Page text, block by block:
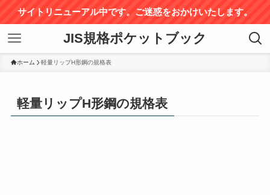
サイトリニューアル中です。ご迷惑をおかけいたします。
JIS規格ポケットブック
ホーム 軽量リップH形鋼の規格表
軽量リップH形鋼の規格表